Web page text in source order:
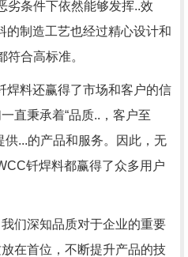
劣条件下依然能够发挥..效
的制造工艺也经过精心设计和
符合高标准。
焊料还赢得了市场和客户的信
直秉承着“品质..，客户至
供...的产品和服务。因此，无
钎焊料都赢得了众多用户
们深知品质对于企业的重要
在首位，不断提升产品的技